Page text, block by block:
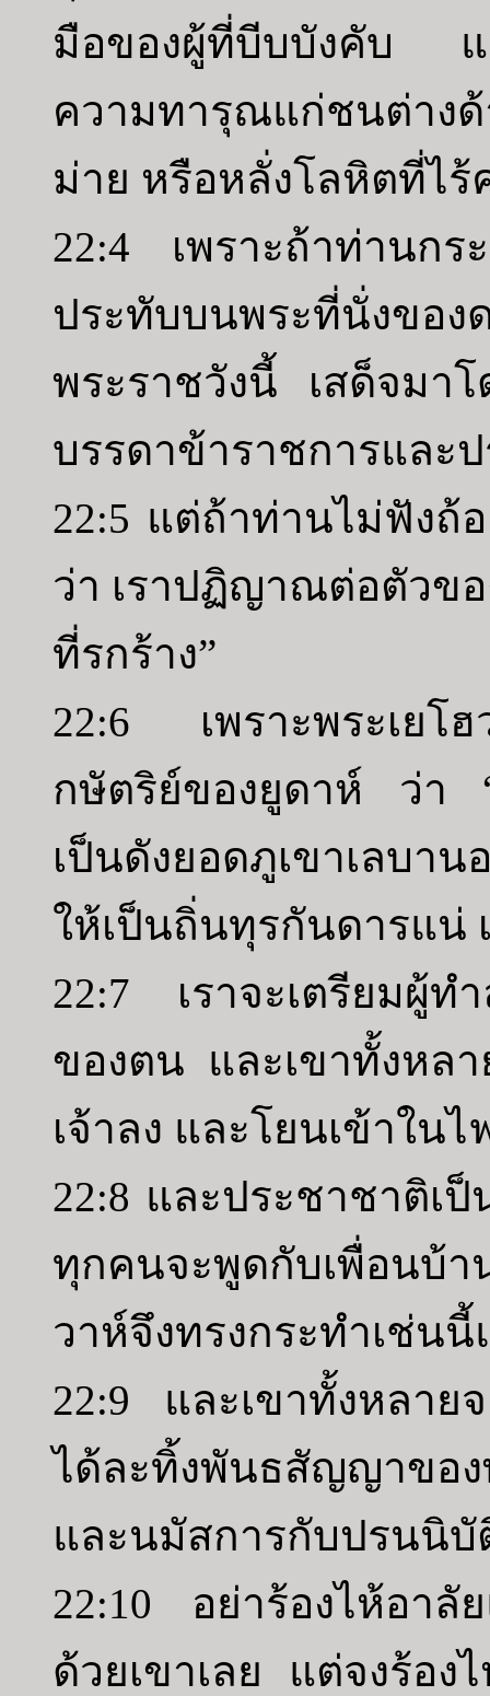
มือของผู้ที่บีบบังคับ แ
ความทารุณแก่ชนต่า
ม่าย หรือหลั่งโลหิตที่ไ
22:4 เพราะถ้าท่านกร
ประทับบนพระที่นั่งของ
พระราชวังนี้ เสด็จมา
บรรดาข้าราชการและ
22:5 แต่ถ้าท่านไม่ฟังถ้
ว่า เราปฏิญาณต่อตัวขอ
ที่รกร้าง”
22:6 เพราะพระเยโฮ
กษัตริย์ของยูดาห์ ว่า “
เป็นดังยอดภูเขาเลบาน
ให้เป็นถิ่นทุรกันดารแน่
22:7 เราจะเตรียมผู้ท
ของตน และเขาทั้งหล
เจ้าลง และโยนเข้าในไ
22:8 และประชาชาติเ
ทุกคนจะพูดกับเพื่อนบ้
วาห์จึงทรงกระทำเช่นนี้
22:9 และเขาทั้งหลาย
ได้ละทิ้งพันธสัญญาของ
และนมัสการกับปรนนิบั
22:10 อย่าร้องไห้อา
ด้วยเขาเลย แต่จงร้อง